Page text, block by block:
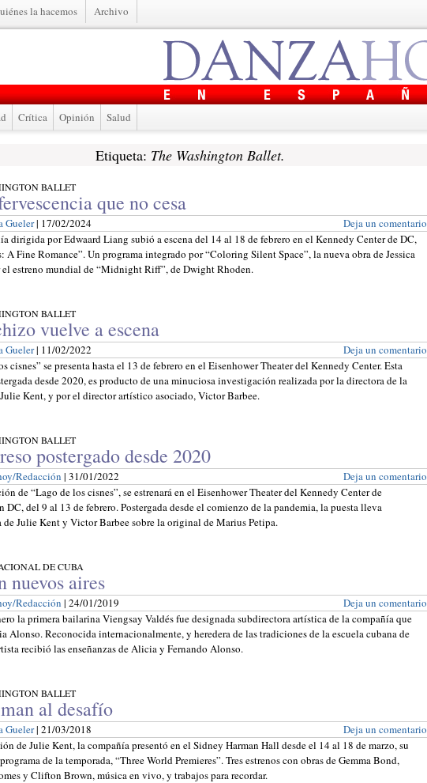
la hacemos Archivo
Crítica Opinión Salud
Etiqueta: The Washington Ballet.
BALLET
que no cesa
Gueler| 17/02/2024
Deja un comentario
dirigida por Edwaard Liang subió a escena del 14 al 18 de febrero en el Kennedy Center de DC,
A Fine Romance”. Un programa integrado por “Coloring Silent Space”, la nueva obra de Jessica
estreno mundial de “Midnight Riff”, de Dwight Rhoden.
BALLET
vuelve a escena
Gueler| 11/02/2022
Deja un comentario
cisnes” se presenta hasta el 13 de febrero en el Eisenhower Theater del Kennedy Center. Esta
desde 2020, es producto de una minuciosa investigación realizada por la directora de la
Kent, y por el director artístico asociado, Victor Barbee.
BALLET
postergado desde 2020
Redacción | 31/01/2022
Deja un comentario
de “Lago de los cisnes”, se estrenará en el Eisenhower Theater del Kennedy Center de
DC, del 9 al 13 de febrero. Postergada desde el comienzo de la pandemia, la puesta lleva
de Julie Kent y Victor Barbee sobre la original de Marius Petipa.
DE CUBA
nuevos aires
Redacción | 24/01/2019
Deja un comentario
la primera bailarina Viengsay Valdés fue designada subdirectora artística de la compañía que
Alonso. Reconocida internacionalmente, y heredera de las tradiciones de la escuela cubana de
recibió las enseñanzas de Alicia y Fernando Alonso.
BALLET
al desafío
Gueler| 21/03/2018
Deja un comentario
de Julie Kent, la compañía presentó en el Sidney Harman Hall desde el 14 al 18 de marzo, su
de la temporada, “Three World Premieres”. Tres estrenos con obras de Gemma Bond,
y Clifton Brown, música en vivo, y trabajos para recordar.